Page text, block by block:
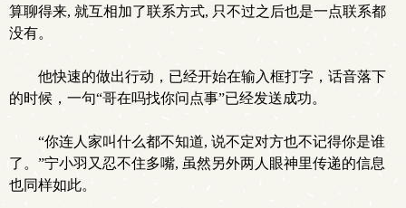
算聊得来, 就互相加了联系方式, 只不过之后也是一点联系都
没有。
他快速的做出行动，已经开始在输入框打字，话音落下
的时候，一句“哥在吗找你问点事”已经发送成功。
“你连人家叫什么都不知道, 说不定对方也不记得你是谁
了。”宁小羽又忍不住多嘴, 虽然另外两人眼神里传递的信息
也同样如此。